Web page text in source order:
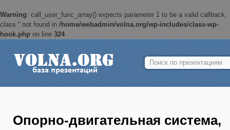
Warning: call_user_func_array() expects parameter 1 to be a valid callback,
class '' not found in /home/webadmin/volna.org/wp-includes/class-wp-
hook.php on line 324
Найти:
Опорно-двигательная система,